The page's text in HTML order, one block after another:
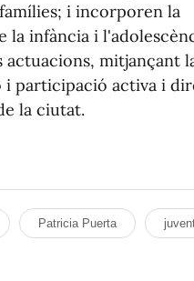
i incorporen la
la infància i
mitjançant
i participació activa i
la ciutat.
Patricia Puerta